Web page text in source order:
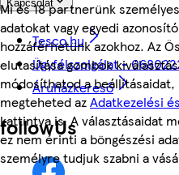
Mi és 18 partnerünk
adatokat vagy egyedi
hozzáférhetünk azokhoz. Az
elutasítása gombok
módosíthatod a
megteheted azAdatkezelési
kattintva is. A választásaidat
ez nem érinti a böngészési
személyre tudjuk szabni a
Kapcsolat
Tesco.hu
Ügyfélszolgálat -
Áruházkereső
followUs